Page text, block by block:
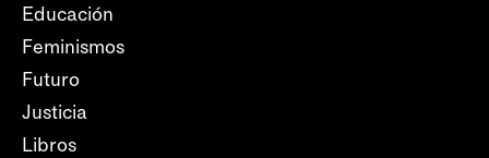
Educación
Feminismos
Futuro
Justicia
Libros